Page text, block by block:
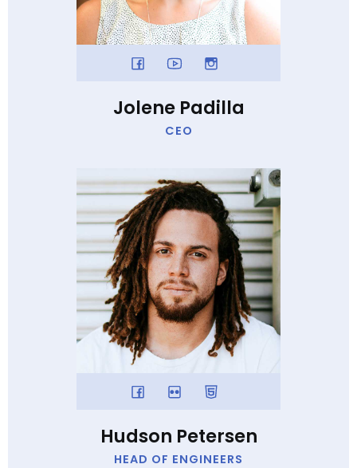
Jolene Padilla
CEO
Hudson Petersen
HEAD OF ENGINEERS